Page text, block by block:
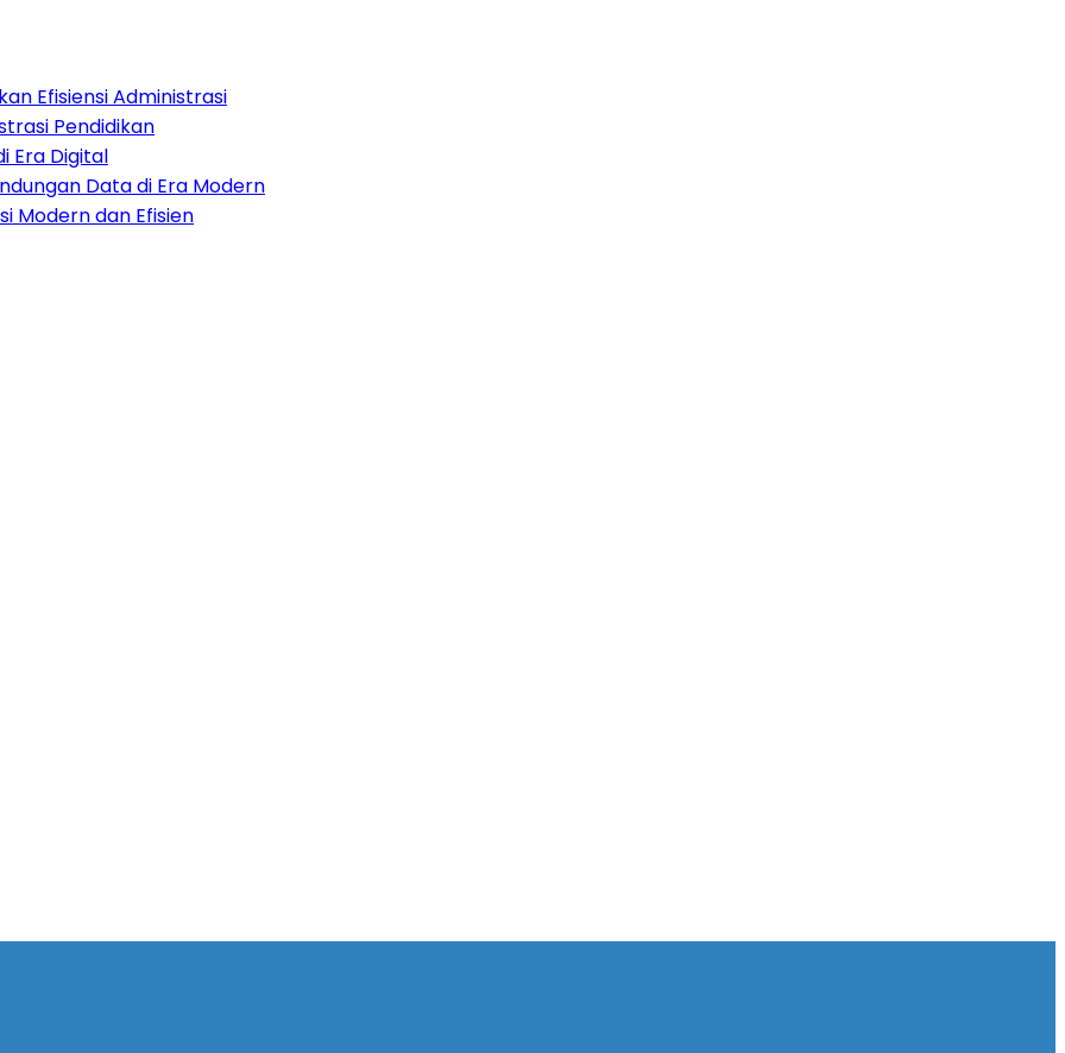
Efisiensi Administrasi
Pendidikan
Era Digital
Data di Era Modern
Modern dan Efisien